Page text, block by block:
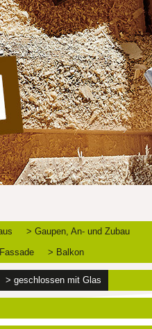
> Gaupen, An- und Zubau
> Balkon
> geschlossen mit Glas